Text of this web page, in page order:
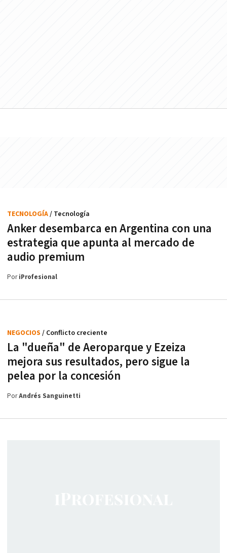
Anker desembarca en Argentina con una
estrategia que apunta al mercado de
audio premium
TECNOLOGÍA/ Tecnología
PoriProfesional
La "dueña" de Aeroparque y Ezeiza
mejora sus resultados, pero sigue la
pelea por la concesión
NEGOCIOS / Conflicto creciente
PorAndrés Sanguinetti